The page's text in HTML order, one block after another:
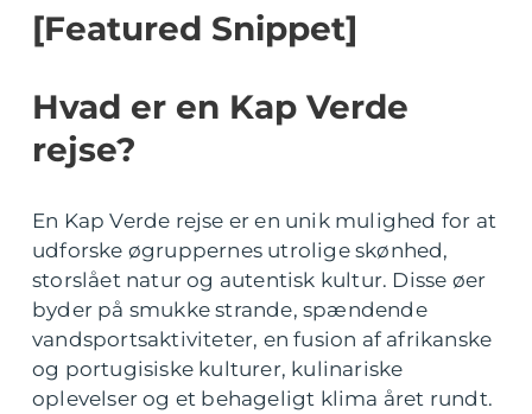
[Featured Snippet]
Hvad er en Kap Verde
rejse?
En Kap Verde rejse er en unik mulighed for at
udforske øgruppernes utrolige skønhed,
storslået natur og autentisk kultur. Disse øer
byder på smukke strande, spændende
vandsportsaktiviteter, en fusion af afrikanske
og portugisiske kulturer, kulinariske
oplevelser og et behageligt klima året rundt.